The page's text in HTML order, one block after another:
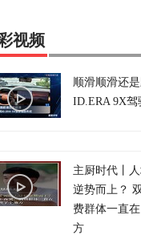
视频
顺滑顺滑还
ID.ERA 9X
主厨时代丨
逆势而上？
费群体一直
方